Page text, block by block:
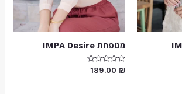
מטפחת IMPA Desire
דורג189.00 ₪